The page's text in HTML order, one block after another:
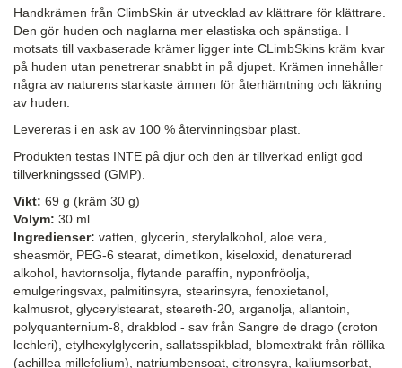
Handkrämen från ClimbSkin är utvecklad av klättrare för klättrare.
Den gör huden och naglarna mer elastiska och spänstiga. I
motsats till vaxbaserade krämer ligger inte CLimbSkins kräm kvar
på huden utan penetrerar snabbt in på djupet. Krämen innehåller
några av naturens starkaste ämnen för återhämtning och läkning
av huden.
Levereras i en ask av 100 % återvinningsbar plast.
Produkten testas INTE på djur och den är tillverkad enligt god
tillverkningssed (GMP).
Vikt: 69 g (kräm 30 g)
Volym: 30 ml
Ingredienser: vatten, glycerin, sterylalkohol, aloe vera,
sheasmör, PEG-6 stearat, dimetikon, kiseloxid, denaturerad
alkohol, havtornsolja, flytande paraffin, nyponfröolja,
emulgeringsvax, palmitinsyra, stearinsyra, fenoxietanol,
kalmusrot, glycerylstearat, steareth-20, arganolja, allantoin,
polyquanternium-8, drakblod - sav från Sangre de drago (croton
lechleri), etylhexylglycerin, sallatsspikblad, blomextrakt från röllika
(achillea millefolium), natriumbensoat, citronsyra, kaliumsorbat,